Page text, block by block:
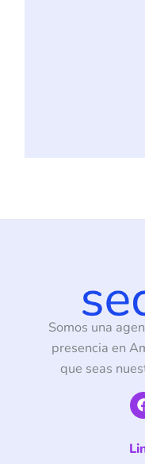
Somos una
presencia en
que seas